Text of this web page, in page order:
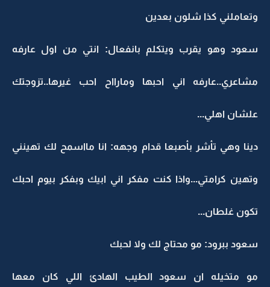
وتعاملني كذا شلون بعدين
سعود وهو يقرب ويتكلم بانفعال: انتي من اول عارفه
مشاعري..عارفه اني احبها ومارااح احب غيرها..تزوجتك
علشان اهلي...
دينا وهي تأشر بأصبعا قدام وجهه: انا مااسمح لك تهينني
وتهين كرامتي...واذا كنت مفكر اني ابيك وبفكر بيوم احبك
تكون غلطان...
سعود ببرود: مو محتاج لك ولا لحبك
مو متخيله ان سعود الطيب الهادئ اللي كان معها